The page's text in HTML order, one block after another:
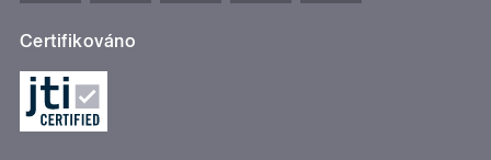
Certifikováno